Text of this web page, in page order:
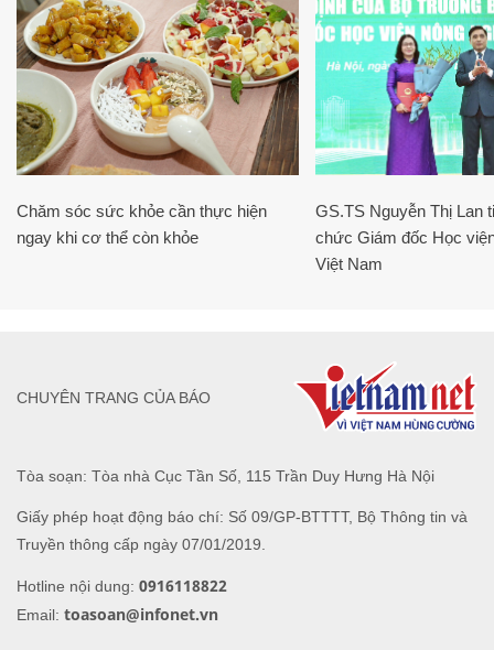
Chăm sóc sức khỏe cần thực hiện
ngay khi cơ thể còn khỏe
GS.TS Nguyễn Thị Lan
chức Giám đốc Học
Việt Nam
Tòa soạn: Tòa nhà Cục Tần Số, 115 Trần Duy Hưng Hà Nội
Giấy phép hoạt động báo chí: Số 09/GP-BTTTT, Bộ Thông tin và
Truyền thông cấp ngày 07/01/2019.
Hotline nội dung: 0916118822
Email: toasoan@infonet.vn
CHUYÊN TRANG CỦA BÁO